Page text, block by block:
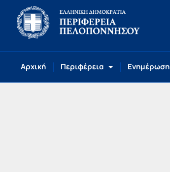
Αρχική Περιφέρεια Ενημέρωση